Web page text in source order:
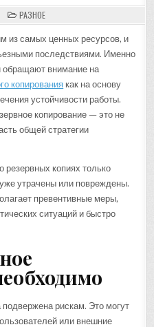
POSTED
IN
РАЗНОЕ
из самых ценных ресурсов, и
последствиями. Именно
обращают внимание на
копирования как на основу
устойчивости работы.
копирование — это не
общей стратегии
резервных копиях только
утрачены или повреждены.
превентивные меры,
ситуаций и быстро
рискам. Это могут
или внешние